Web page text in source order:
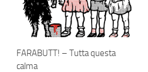
FARABUTT! – Tutta questa
calma